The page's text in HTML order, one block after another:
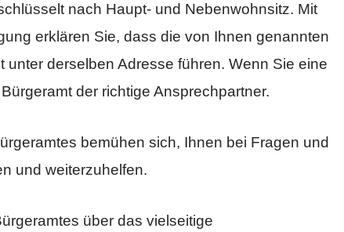
nach Haupt- und Nebenwohnsitz. Mit
erklären Sie, dass die von Ihnen genannten
derselben Adresse führen. Wenn Sie eine
der richtige Ansprechpartner.
bemühen sich, Ihnen bei Fragen und
und weiterzuhelfen.
über das vielseitige